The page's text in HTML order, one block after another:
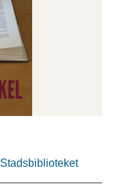
Stadsbiblioteket